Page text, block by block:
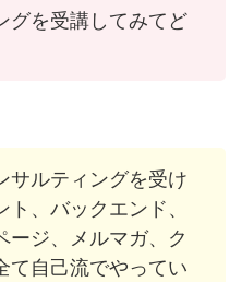
グを受講してみてど
サルティングを受け
ト、バックエンド、
ージ、メルマガ、ク
て自己流でやってい